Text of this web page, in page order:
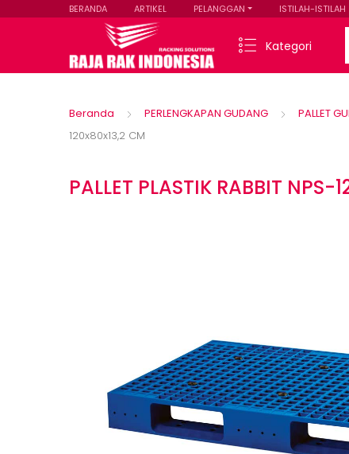
BERANDA ARTIKEL PELANGGAN ISTILAH-ISTILAH
Kategori
Beranda PERLENGKAPAN GUDANG PALLET
120x80x13,2 CM
PALLET PLASTIK RABBIT